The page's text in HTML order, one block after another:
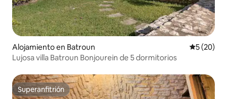
Alojamiento en Batroun
5 (20)
Lujosa villa Batroun Bonjourein de 5 dormitorios
Superanfitrión
Superanfitrión